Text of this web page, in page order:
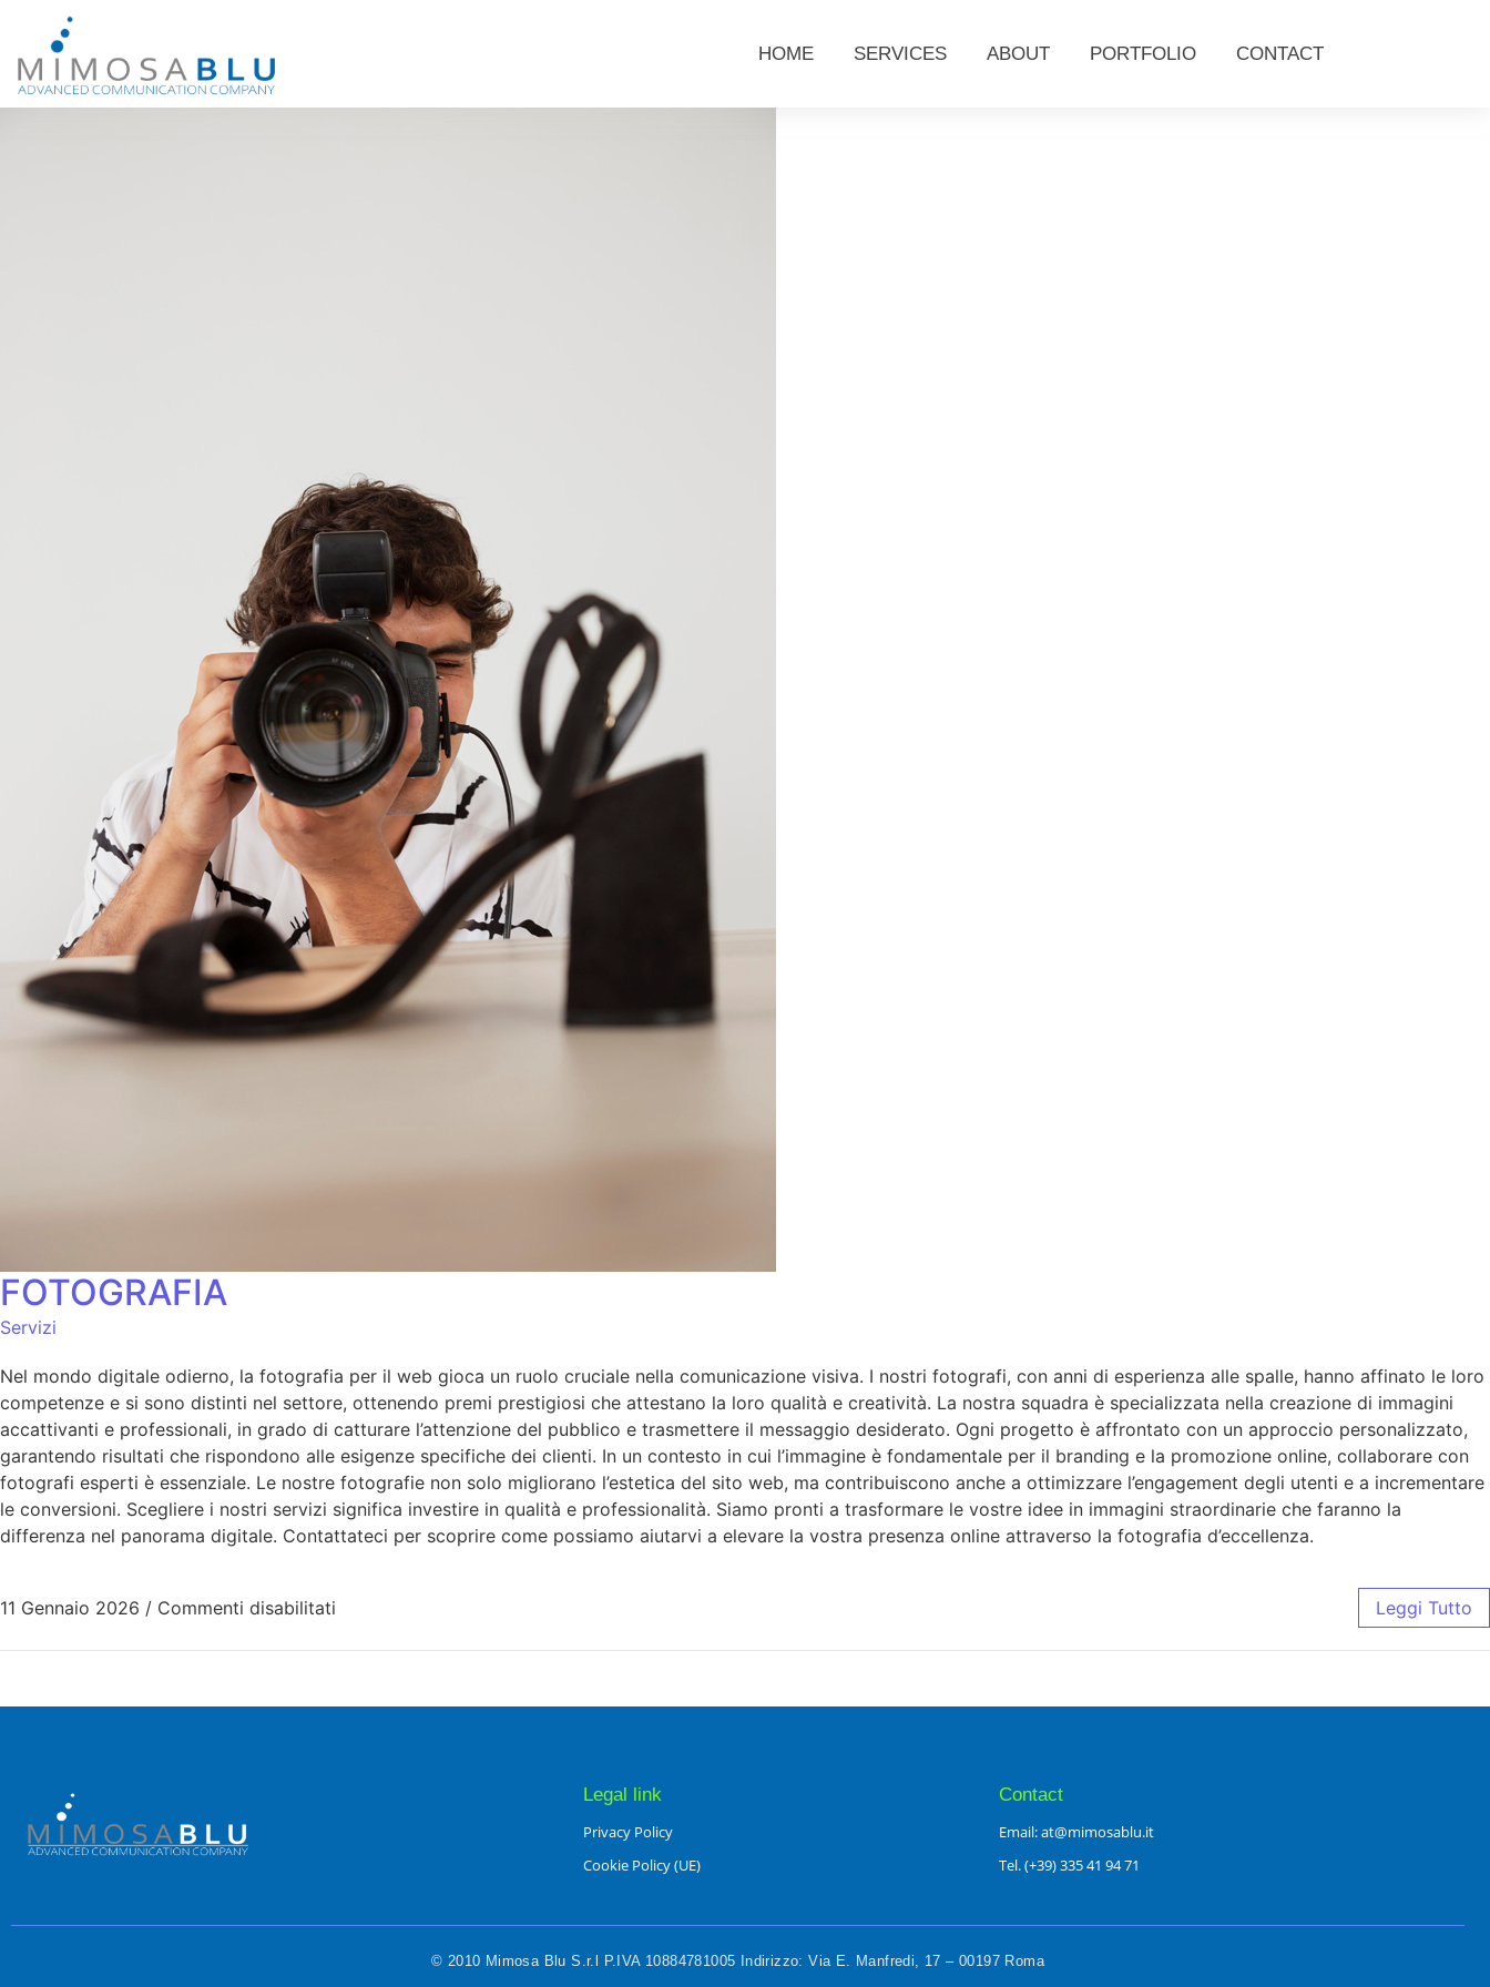
HOME SERVICES ABOUT PORTFOLIO CONTACT
FOTOGRAFIA
Servizi
Nel mondo digitale odierno, la fotografia per il web gioca un ruolo cruciale nella comunicazione visiva. I nostri fotografi, con anni di esperienza alle spalle, hanno affinato le loro
competenze e si sono distinti nel settore, ottenendo premi prestigiosi che attestano la loro qualità e creatività. La nostra squadra è specializzata nella creazione di immagini
accattivanti e professionali, in grado di catturare l’attenzione del pubblico e trasmettere il messaggio desiderato. Ogni progetto è affrontato con un approccio personalizzato,
garantendo risultati che rispondono alle esigenze specifiche dei clienti. In un contesto in cui l’immagine è fondamentale per il branding e la promozione online, collaborare con
fotografi esperti è essenziale. Le nostre fotografie non solo migliorano l’estetica del sito web, ma contribuiscono anche a ottimizzare l’engagement degli utenti e a incrementare
le conversioni. Scegliere i nostri servizi significa investire in qualità e professionalità. Siamo pronti a trasformare le vostre idee in immagini straordinarie che faranno la
differenza nel panorama digitale. Contattateci per scoprire come possiamo aiutarvi a elevare la vostra presenza online attraverso la fotografia d’eccellenza.
11 Gennaio 2026 / Commenti disabilitati Leggi Tutto
Legal link
Privacy Policy
Cookie Policy (UE)
Contact
Email: at@mimosablu.it
Tel. (+39) 335 41 94 71
© 2010 Mimosa Blu S.r.l P.IVA 10884781005 Indirizzo: Via E. Manfredi, 17 – 00197 Roma